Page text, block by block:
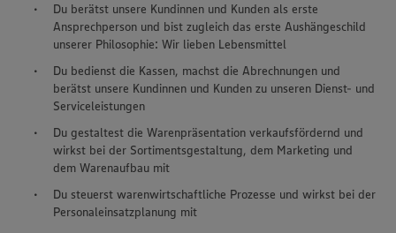
Du berätst unsere Kundinnen und Kunden als erste
Ansprechperson und bist zugleich das erste Aushängeschild
unserer Philosophie: Wir lieben Lebensmittel
Du bedienst die Kassen, machst die Abrechnungen und
berätst unsere Kundinnen und Kunden zu unseren Dienst- und
Serviceleistungen
Du gestaltest die Warenpräsentation verkaufsfördernd und
wirkst bei der Sortimentsgestaltung, dem Marketing und
dem Warenaufbau mit
Du steuerst warenwirtschaftliche Prozesse und wirkst bei der
Personaleinsatzplanung mit